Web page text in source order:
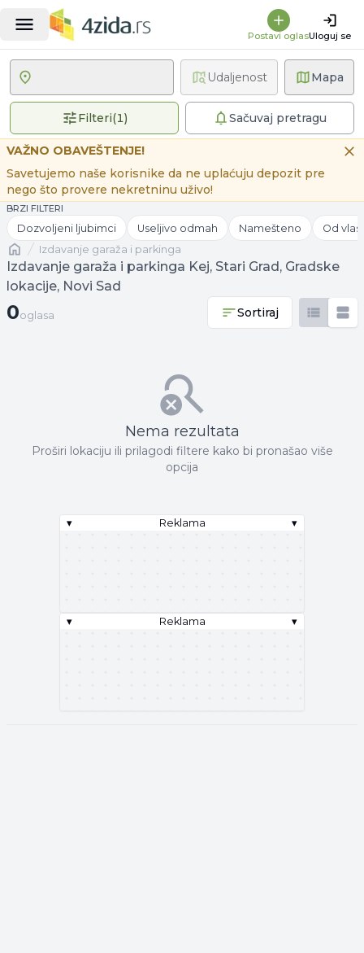
Postavi oglasUloguj se
Mapa
Filteri(1)1 primenjen filterSačuvaj pretragu
Udaljenost
VAŽNO OBAVEŠTENJE!
Savetujemo naše korisnike da ne uplaćuju depozit pre
nego što provere nekretninu uživo!
BRZI FILTERI
Dozvoljeni ljubimci Useljivo odmah Namešteno Od
Naslovnaizdavanje garaža i parkinga
Izdavanje garaža i parkinga Kej, Stari Grad, Gradske
lokacije, Novi Sad
0 oglasa
0oglasa Sortiraj
Nema rezultata
Proširi lokaciju ili prilagodi filtere kako bi pronašao više
opcija
▾ Reklama ▾
▾ Reklama ▾